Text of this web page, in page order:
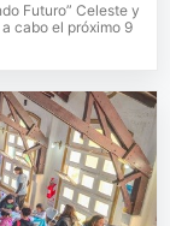
Futuro” Celeste y
cabo el próximo 9